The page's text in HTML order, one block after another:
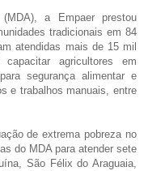
a Empaer prestou
tradicionais em 84
atendidas mais de 15 mil
agricultores em
segurança alimentar e
e trabalhos manuais, entre
de extrema pobreza no
do MDA para atender sete
São Félix do Araguaia,